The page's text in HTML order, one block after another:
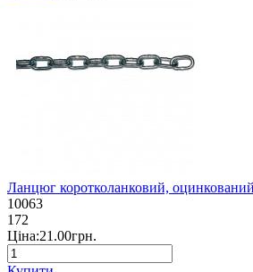
Ланцюг коротколанковий,
10063
172
Ціна:21.00грн.